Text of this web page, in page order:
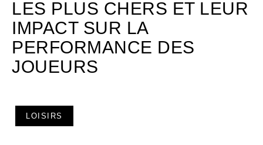
LES PLUS CHERS ET LEUR
IMPACT SUR LA
PERFORMANCE DES
JOUEURS
LOISIRS